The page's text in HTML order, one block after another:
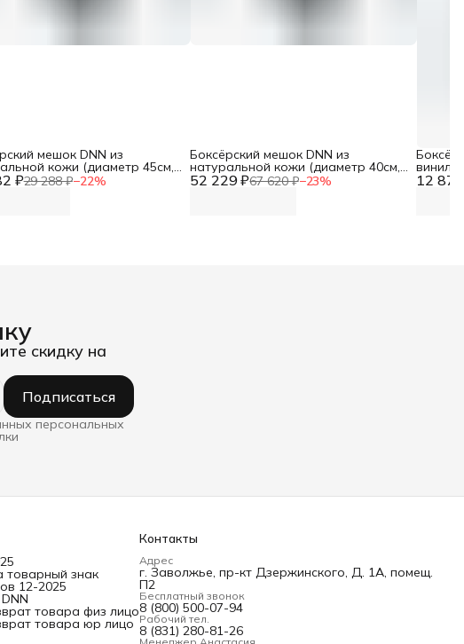
₽29 288 ₽−22%
мешок DNN из
кожи (диаметр 45см,
вес 60кг, толщина кожи 52 229 ₽67 620 ₽−23%
Боксёрский мешок DNN из
натуральной кожи (диаметр 40см,
h-180см, вес 80кг, толщина кожи до 12
180см,
скидку на
Подписаться
персональных
товарный знак
12-2025
товара физ лицо
товара юр лицо
Контакты
Адрес
г. Заволжье, пр-кт Дзержинского, Д. 1А, помещ.
П2
Бесплатный звонок
8 (800) 500-07-94
Рабочий тел.
8 (831) 280-81-26